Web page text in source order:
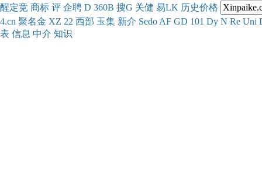
醒定竞 商标 评 企聘 D 360B 搜G 关健 易LK 历史价格
4.cn 聚名金 XZ 22 西部 玉集 新介 Sedo AF GD 101 Dy N Re Uni
表 信息 中介 知识